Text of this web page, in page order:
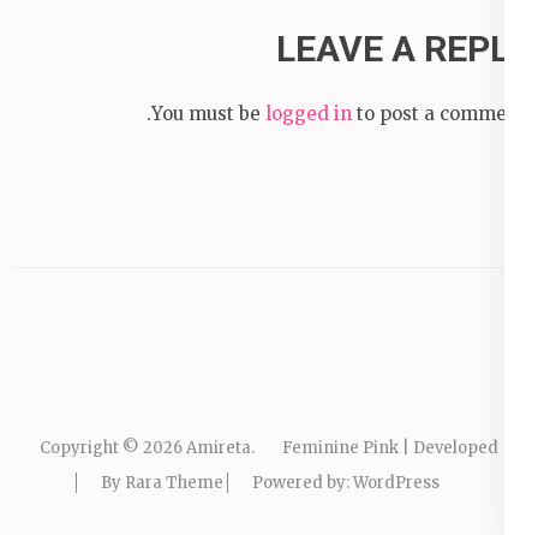
LEAVE A REPLY
You must be logged in to post a comment.
Copyright © 2026Amireta.
Feminine Pink | Developed
By Rara Theme Powered by:WordPress